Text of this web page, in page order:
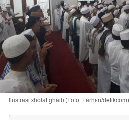
Ilustrasi sholat ghaib (Foto: Farhan/detikcom)